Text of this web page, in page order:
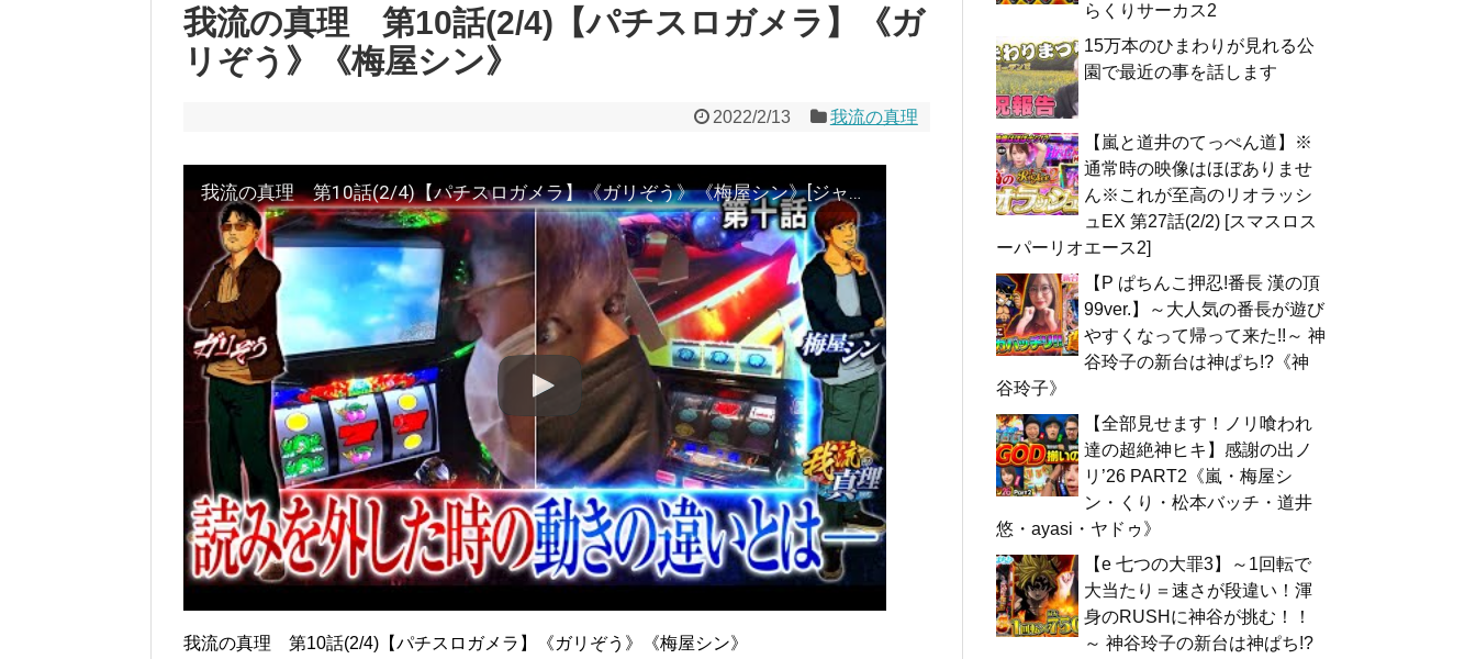
我流の真理 第10話(2/4)【パチスロガメラ】《ガ
リぞう》《梅屋シン》
2022/2/13 我流の真理
我流の真理 第10話(2/4)【パチスロガメラ】《ガリぞう》《梅屋シン》[ジャンバリ.TV][パチスロ][スロット]
我流の真理 第10話(2/4)【パチスロガメラ】《ガリぞう》《梅屋シン》
らくりサーカス2
15万本のひまわりが見れる公
園で最近の事を話します
【嵐と道井のてっぺん道】※
通常時の映像はほぼありませ
ん※これが至高のリオラッシ
ュEX 第27話(2/2) [スマスロス
ーパーリオエース2]
【P ぱちんこ押忍!番長 漢の頂
99ver.】～大人気の番長が遊び
やすくなって帰って来た!!～ 神
谷玲子の新台は神ぱち!?《神
谷玲子》
【全部見せます！ノリ喰われ
達の超絶神ヒキ】感謝の出ノ
リ’26 PART2《嵐・梅屋シ
ン・くり・松本バッチ・道井
悠・ayasi・ヤドゥ》
【e 七つの大罪3】～1回転で
大当たり＝速さが段違い！渾
身のRUSHに神谷が挑む！！
～ 神谷玲子の新台は神ぱち!?